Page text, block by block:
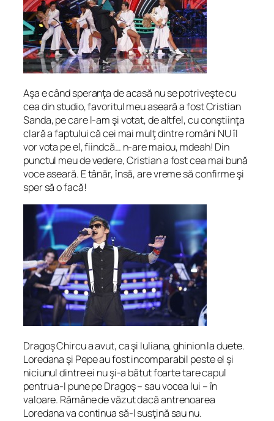
Aşa e când speranţa de acasă nu se potriveşte cu
cea din studio, favoritul meu aseară a fost Cristian
Sanda, pe care l-am şi votat, de altfel, cu conştiinţa
clară a faptului că cei mai mulţ dintre români NU îl
vor vota pe el, fiindcă… n-are maiou, mdeah! Din
punctul meu de vedere, Cristian a fost cea mai bună
voce aseară. E tânăr, însă, are vreme să confirme şi
sper să o facă!
Dragoş Chircu a avut, ca şi Iuliana, ghinion la duete.
Loredana şi Pepe au fost incomparabil peste el şi
niciunul dintre ei nu şi-a bătut foarte tare capul
pentru a-l pune pe Dragoş – sau vocea lui – în
valoare. Rămâne de văzut dacă antrenoarea
Loredana va continua să-l susţină sau nu.